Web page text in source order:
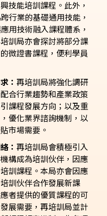
技能培訓課程。此外，
行業的基礎通用技能，
用技術融入課程體系，
訓局亦會探討將部分課
微證書課程，便利學員
： 再培訓局將強化調研
合行業趨勢和產業政策
課程發展方向；以及重
優化業界諮詢機制，以
市場需要。
： 再培訓局會積極引入
構成為培訓伙伴，因應
訓課程。本局亦會因應
訓伙伴合作發展新課
者提供的優質課程的可
展需要，再培訓局並計